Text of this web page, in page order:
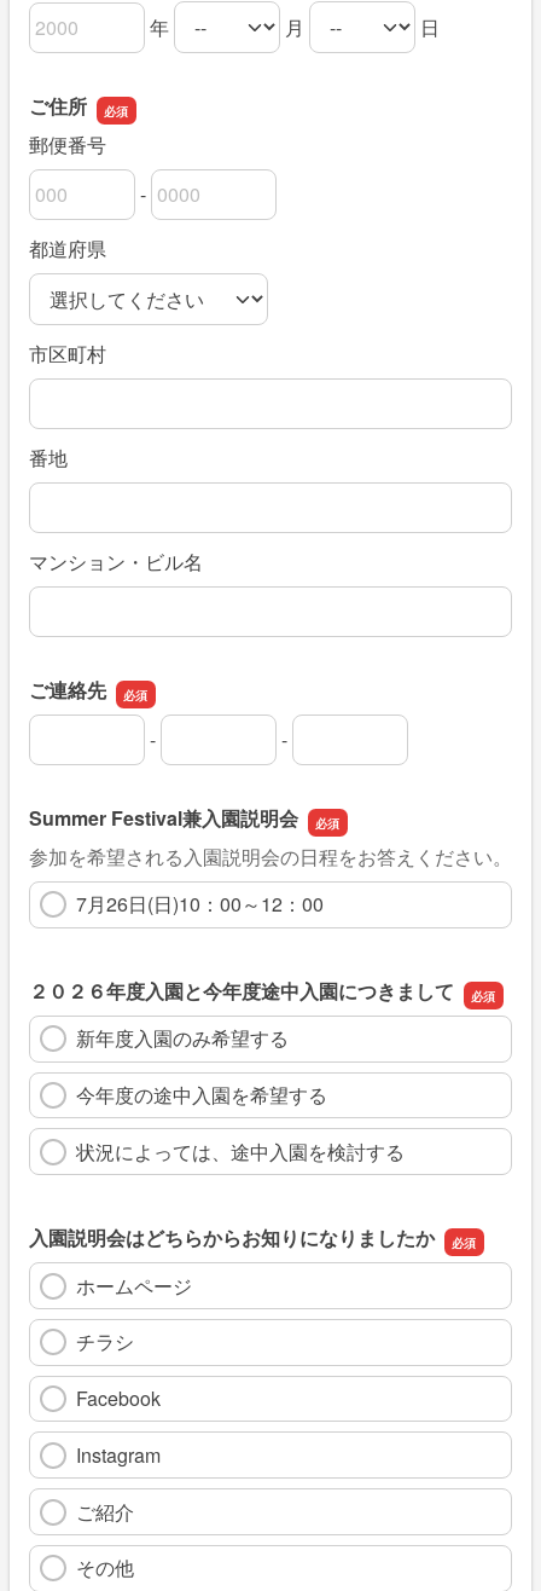
お子さまの生年月日の年
年
お子さまの生年月日の月 月
お子さまの生年月日の日 日
ご住所
郵便番号
郵便番号の上3桁
-
郵便番号の下4桁
都道府県
市区町村
番地
マンション・ビル名
ご連絡先
ご連絡先の市外局番
-
ご連絡先の市内局番 -
ご連絡先の加入者番号
Summer Festival兼入園説明会
参加を希望される入園説明会の日程をお答えください。
7月26日(日)10：00～12：00
２０２６年度入園と今年度途中入園につきまして
新年度入園のみ希望する
今年度の途中入園を希望する
状況によっては、途中入園を検討する
入園説明会はどちらからお知りになりましたか
ホームページ
チラシ
Facebook
Instagram
ご紹介
その他